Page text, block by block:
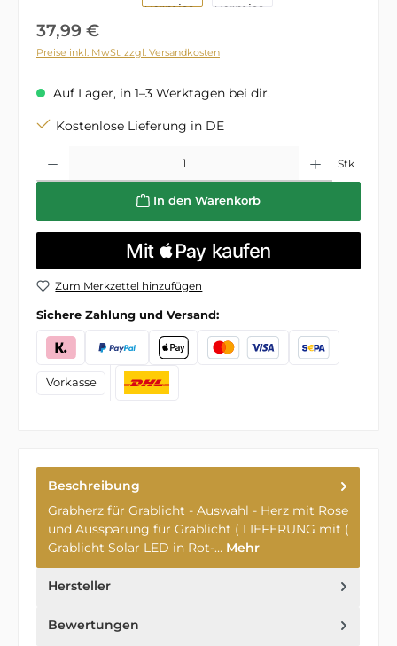
Regulärer Preis:
37,99 €
Preise inkl. MwSt. zzgl. Versandkosten
Auf Lager, in 1–3 Werktagen bei dir.
Kostenlose Lieferung in DE
Stk
In den Warenkorb
Zum Merkzettel hinzufügen
Sichere Zahlung und Versand:
Vorkasse
Beschreibung
Grabherz für Grablicht - Auswahl - Herz mit Rose
und Aussparung für Grablicht ( LIEFERUNG mit (
Grablicht Solar LED in Rot-… Mehr
Hersteller
Bewertungen